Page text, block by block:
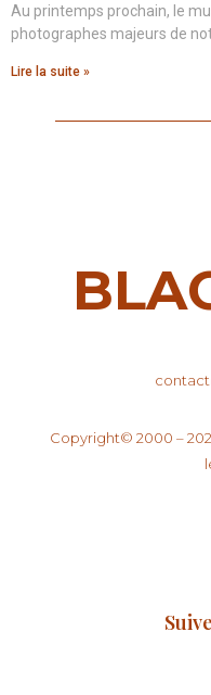
Au printemps prochain, le
photographes majeurs de
Lire la suite »
Copyright© 2000 –